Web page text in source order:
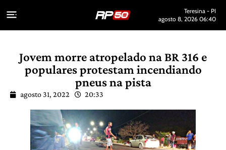
Teresina - PI
agosto 8, 2026 06:40
Jovem morre atropelado na BR 316 e
populares protestam incendiando
pneus na pista
agosto 31, 2022 20:33